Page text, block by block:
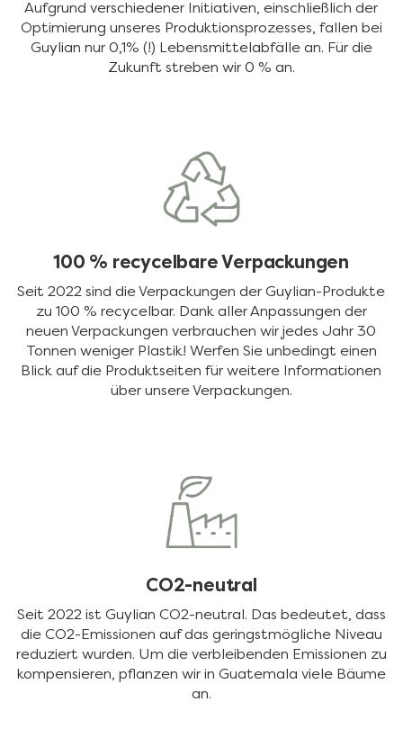
Aufgrund verschiedener Initiativen, einschließlich der
Optimierung unseres Produktionsprozesses, fallen bei
Guylian nur 0,1% (!) Lebensmittelabfälle an. Für die
Zukunft streben wir 0 % an.
100 % recycelbare Verpackungen
Seit 2022 sind die Verpackungen der Guylian-Produkte
zu 100 % recycelbar. Dank aller Anpassungen der
neuen Verpackungen verbrauchen wir jedes Jahr 30
Tonnen weniger Plastik! Werfen Sie unbedingt einen
Blick auf die Produktseiten für weitere Informationen
über unsere Verpackungen.
CO2-neutral
Seit 2022 ist Guylian CO2-neutral. Das bedeutet, dass
die CO2-Emissionen auf das geringstmögliche Niveau
reduziert wurden. Um die verbleibenden Emissionen zu
kompensieren, pflanzen wir in Guatemala viele Bäume
an.